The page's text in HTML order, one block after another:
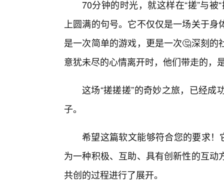
70分钟的时光，就这样在“搓”与
上圆满的句号。它不仅仅是一场关于
是一次简单的游戏，更是一次🤔深刻
意犹未尽的心情离开时，他们带走的，
这场“搓搓搓”的奇妙之旅，已经
子。
希望这篇软文能够符合您的要求！
为一种积极、互助、具有创新性的互
共创的过程进行了展开。